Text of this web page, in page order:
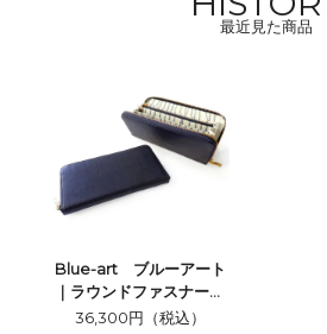
最近見た商品
Blue-art ブルーアート
｜ラウンドファスナー長
財布【クジラ】
36,300円（税込）